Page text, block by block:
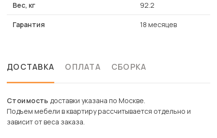
Вес, кг 92.2
Гарантия 18 месяцев
ДОСТАВКА ОПЛАТА СБОРКА
Стоимость доставки указана по Москве.
Подъем мебели в квартиру рассчитывается отдельно и
зависит от веса заказа.